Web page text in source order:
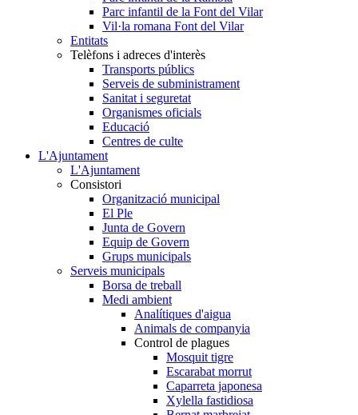
Parc infantil de la Font del Vilar
Vil·la romana Font del Vilar
Entitats
Telèfons i adreces d'interès
Transports públics
Serveis de subministrament
Sanitat i seguretat
Organismes oficials
Educació
Centres de culte
L'Ajuntament
L'Ajuntament
Consistori
Organització municipal
El Ple
Junta de Govern
Equip de Govern
Grups municipals
Serveis municipals
Borsa de treball
Medi ambient
Analítiques d'aigua
Animals de companyia
Control de plagues
Mosquit tigre
Escarabat morrut
Caparreta japonesa
Xylella fastidiosa